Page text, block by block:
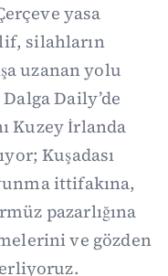
yasa
silahların
uzanan yolu
Daily’de
Kuzey İrlanda
Kuşadası
ittifakına,
pazarlığına
ve gözden